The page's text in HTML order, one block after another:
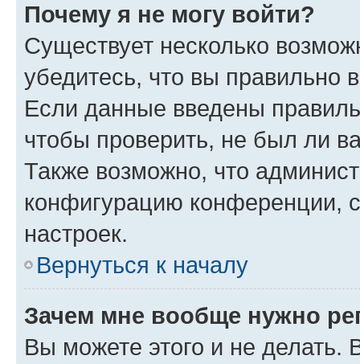
Почему я не могу войти?
Существует несколько
убедитесь, что вы правильно
Если данные введены
чтобы проверить, не был ли
Также возможно, что
конфигурацию конференции,
настроек.
Вернуться к началу
Зачем мне вообще нужно
Вы можете этого и не делать.